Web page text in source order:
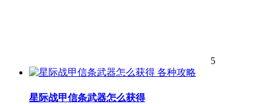
5
各种攻略
星际战甲信条武器怎么获得